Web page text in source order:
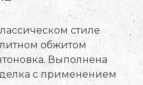
стиле
обжитом
Выполнена
с применением